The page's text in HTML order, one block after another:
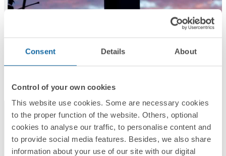
Consent Details About
Control of your own cookies
This website use cookies. Some are necessary cookies
to the proper function of the website. Others, optional
cookies to analyse our traffic, to personalise content and
to provide social media features. Besides, we also share
information about your use of our site with our digital